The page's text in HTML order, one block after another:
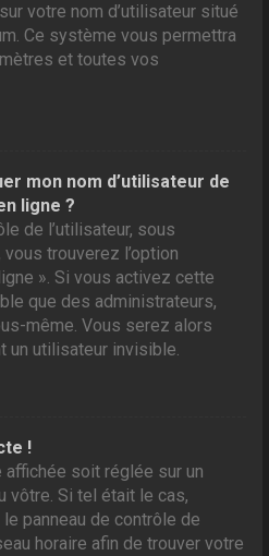
votre nom d’utilisateur situé
Ce système vous permettra
et toutes vos
mon nom d’utilisateur de
ligne ?
de l’utilisateur, sous
trouverez l’option
». Si vous activez cette
que des administrateurs,
même. Vous serez alors
un utilisateur invisible.
!
affichée soit réglée sur un
vôtre. Si tel était le cas,
panneau de contrôle de
horaire afin de trouver votre